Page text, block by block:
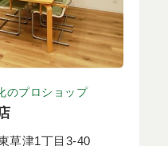
のプロショップ
草津1丁目3-40